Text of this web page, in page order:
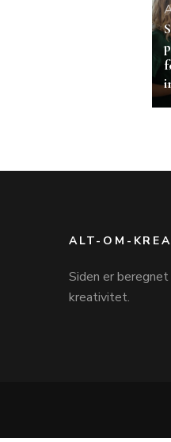
ALT-OM-
Siden er
kreativitet.